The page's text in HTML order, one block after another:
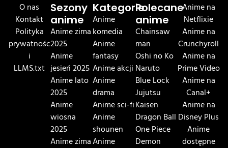
O nas
Kontakt
Polityka
prywatnośc
i
LLMS.txt
Sezony
anime
Anime zima
2025
Anime
jesień 2025
Anime lato
2025
Anime
wiosna
2025
Anime zima
Kategorie
Anime
komedia
Anime
fantasy
Anime akcji
Anime
drama
Anime sci-fi
Anime
shounen
Anime
Polecane
anime
Chainsaw
man
Oshi no Ko
Naruto
Blue Lock
Jujutsu
Kaisen
Dragon Ball
One Piece
Demon
Anime na
Netflixie
Anime na
Crunchyroll
Anime na
Prime Video
Anime na
Canal+
Anime na
Disney Plus
Anime
dostępne